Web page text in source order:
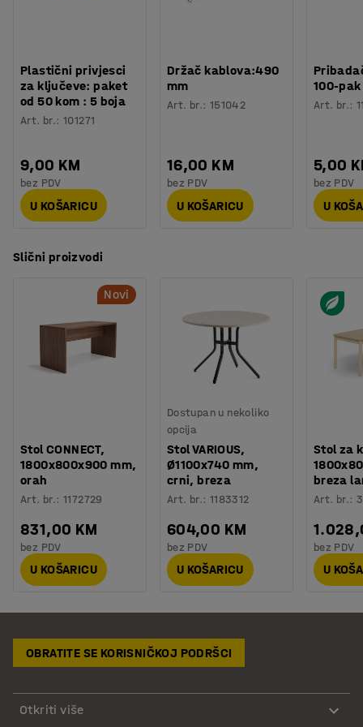
se stvorilo dinamično okruženje koje potiče ugodne
Montaža: Dolazi nesastavljeno
Testirano: EN 15372
Kvaliteta - Eko oznaka
Plastični privjesci
za ključeve: paket
od 50 kom : 5 boja
Art. br.:101271
9,00 KM
bez PDV
U KOŠARICU
Držač kablova:490
mm
Art. br.: 151042
16,00 KM
bez PDV
U KOŠARICU
100-pak
Art. br.:
5,00
bez PDV
U
Slični proizvodi
Novi
Stol CONNECT,
1800x800x900 mm,
orah
Art. br.:1172729
831,00 KM
bez PDV
U KOŠARICU
Dostupan u nekoliko
opcija
Stol VARIOUS,
Ø1100x740 mm,
crni, breza
Art. br.: 1183312
604,00 KM
bez PDV
U KOŠARICU
Stol za
breza
Art. br.:
bez PDV
U
OBRATITE SE KORISNIČKOJ PODRŠCI
Otkriti više